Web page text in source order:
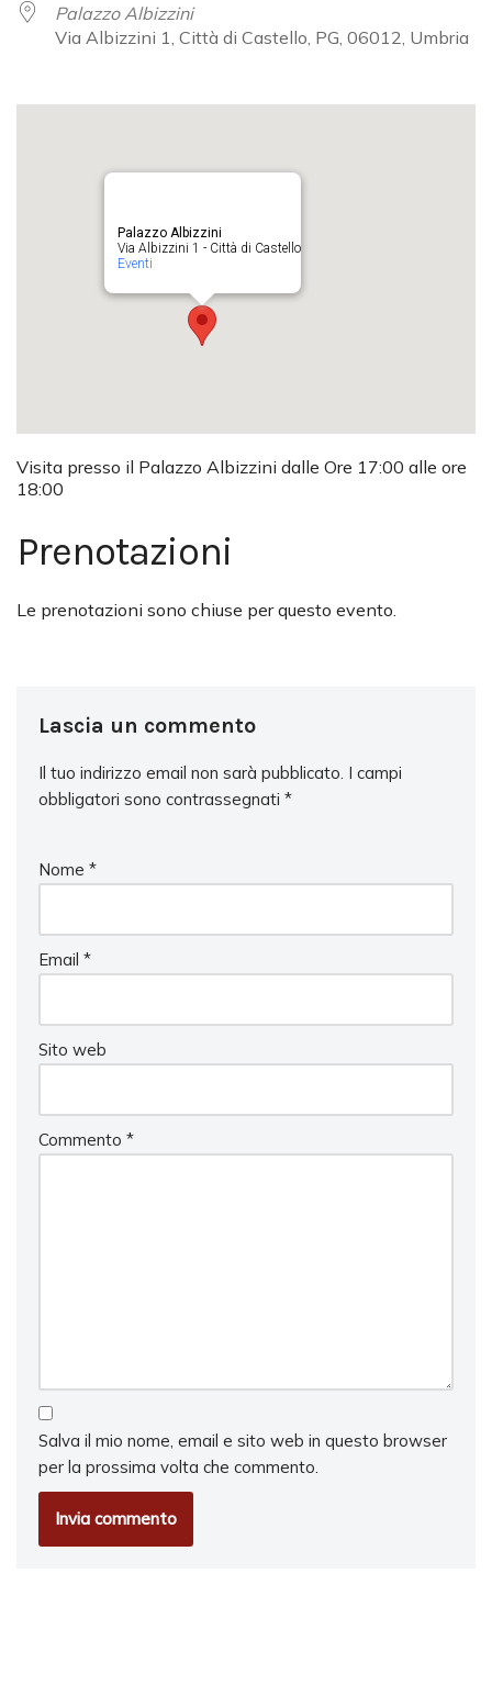
Palazzo Albizzini
Via Albizzini 1, Città di Castello, PG, 06012, Umbria
Palazzo Albizzini
Via Albizzini 1 - Città di Castello
Eventi
Visita presso il Palazzo Albizzini dalle Ore 17:00 alle ore
18:00
Prenotazioni
Le prenotazioni sono chiuse per questo evento.
Lascia un commento
Il tuo indirizzo email non sarà pubblicato. I campi
obbligatori sono contrassegnati *
Nome *
Email *
Sito web
Commento *
Salva il mio nome, email e sito web in questo browser
per la prossima volta che commento.